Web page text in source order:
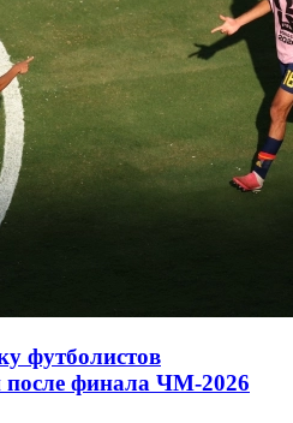
футболистов
финала ЧМ-2026